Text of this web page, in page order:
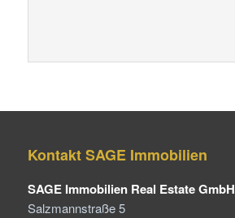
Kontakt SAGE Immobilien
SAGE Immobilien Real Estate GmbH
Salzmannstraße 5